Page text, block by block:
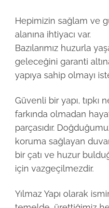
Hepimizin sağlam ve
alanına ihtiyacı var.
Bazılarımız huzurla
geleceğini garanti
yapıya sahip olmayı
Güvenli bir yapı, tıpkı
farkında olmadan
parçasıdır.
koruma sağlayan
bir çatı ve huzur
için vazgeçilmezdir.
Yılmaz Yapı olarak